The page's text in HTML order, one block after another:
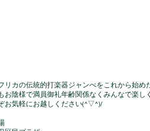
リカの伝統的打楽器ジャンべをこれから始め
お陰様で満員御礼年齢関係なくみんなで楽
お気軽にお越しください(^▽^)/